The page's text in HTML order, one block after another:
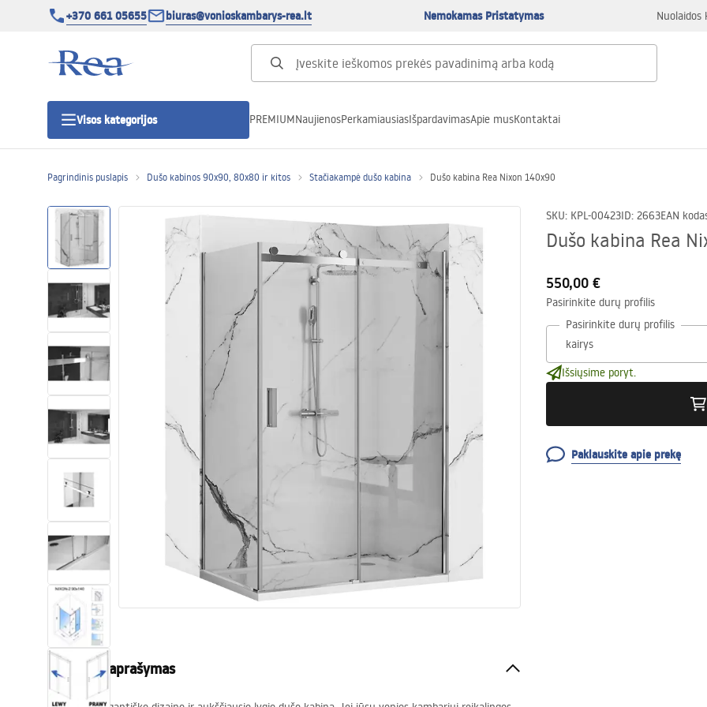
+370 661 05655 biuras@vonioskambarys-rea.lt Nemokamas Pristatymas Nuolaidos
Visos kategorijos
Dušo durys
Vonios dušo padėklai
Linijiniai dušo kanalai
Tualetai
Praustuvas
Vonios ir ekranai
Vonios maišytuvai
Vonios dušai
Virtuvė
Vonios aksesuarai ir baldai
PREMIUMNaujienosPerkamiausiasIšpardavimasApie musKontaktai
Pagrindinis puslapis Dušo kabinos 90x90, 80x80 ir kitos Stačiakampė dušo kabina Dušo kabina Rea Nixon 140x90
SKU: KPL-00423ID: 2663EAN
Dušo kabina Rea
550,00 €
Pasirinkite durų profilis
Pasirinkite durų profilis
Išsiųsime poryt.
Paklauskite apie prekę
Produkto aprašymas